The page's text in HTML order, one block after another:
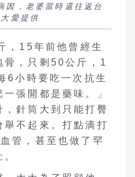
因，老婆當時還往返台
愛提供
，15年前他曾經生
骨，只剩50公斤，1
6小時要吃一次抗生
張開都是藥味。」
針筒大到只能打臀
不起來。打點滴打
管，甚至也做了罕